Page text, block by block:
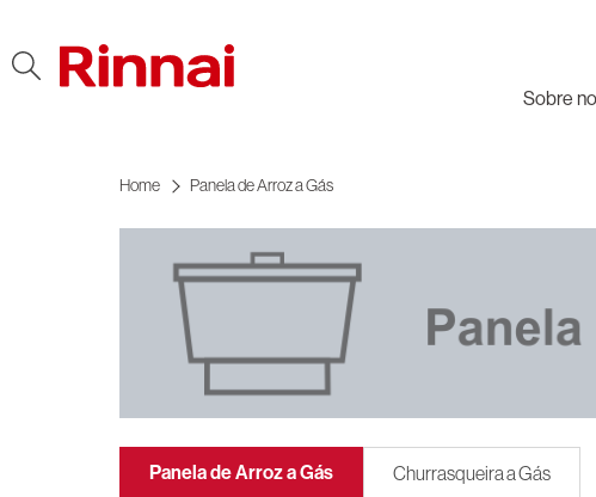
Sobre
Home Panela de Arroz a Gás
Panela de Arroz a Gás Churrasqueira a Gás